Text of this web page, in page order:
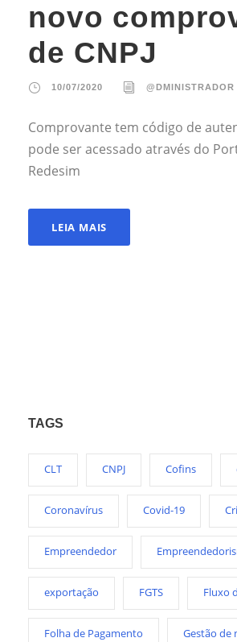
novo
de CNPJ
10/07/2020 @DMINISTRADOR
Comprovante tem código de
pode ser acessado através do
Redesim
LEIA MAIS
TAGS
CLT CNPJ Cofins
Coronavírus Covid-19
Empreendedor
exportação FGTS Fluxo
Folha de Pagamento Gestão de